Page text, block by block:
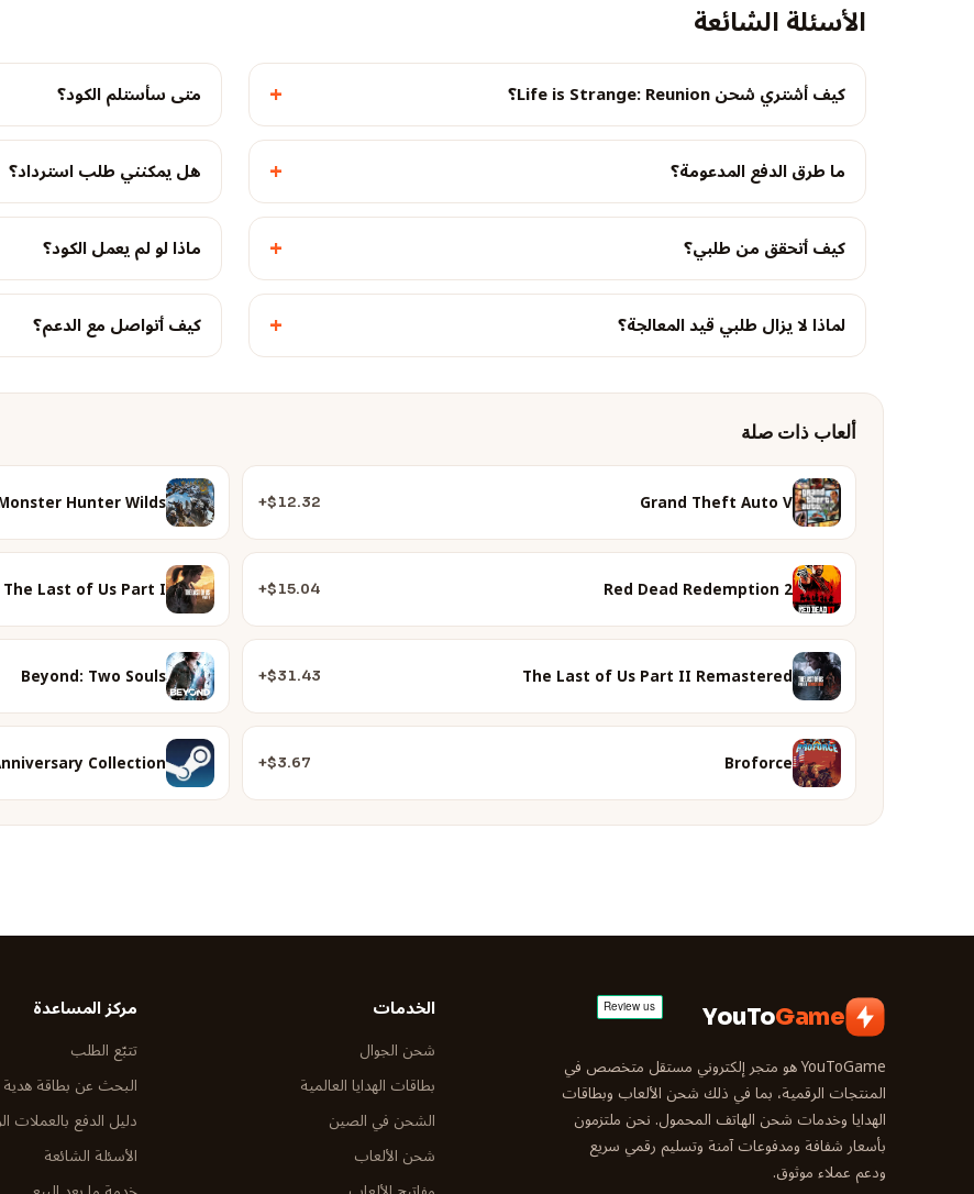
الأسئلة الشائعة
كيف أشتري شحن Life is Strange: Reunion؟ + متى سأستلم الكود؟
ما طرق الدفع المدعومة؟ + هل يمكنني طلب استرداد؟
كيف أتحقق من طلبي؟ + ماذا لو لم يعمل الكود؟
لماذا لا يزال طلبي قيد المعالجة؟ + كيف أتواصل مع الدعم؟
ألعاب ذات صلة
Grand Theft Auto V
$12.32+
Hunter Wilds
Red Dead Redemption 2
$15.04+
The Last of Us Part I
The Last of Us Part II Remastered
$31.43+
Beyond: Two Souls
Broforce
$3.67+
Collection
YouToGame
YouToGame هو متجر إلكتروني مستقل متخصص في
المنتجات الرقمية، بما في ذلك شحن الألعاب وبطاقات
الهدايا وخدمات شحن الهاتف المحمول. نحن ملتزمون
بأسعار شفافة ومدفوعات آمنة وتسليم رقمي سريع
ودعم عملاء موثوق.
الخدمات
شحن الجوال
بطاقات الهدايا العالمية
الشحن في الصين
شحن الألعاب
مركز المساعدة
تتبّع الطلب
البحث عن بطاقة هدية
دليل الدفع بالعملات
الأسئلة الشائعة